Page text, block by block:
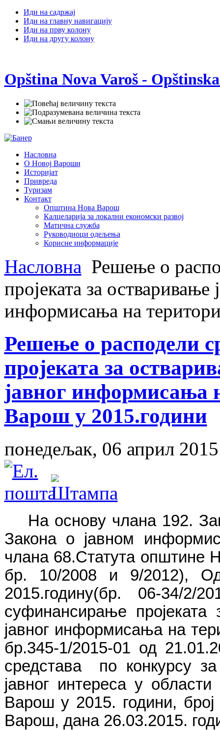
Иди на садржај
Иди на главну навигацију
Иди на прву колону
Иди на другу колону
Opština Nova Varoš -
Насловна
О Новој Вароши
Историјат
Привреда
Туризам
Контакт
Општина Нова Варош
Калцеларија за локални економски развој
Матична служба
Руководиоци одељења
Корисне информације
Насловна Решење о
пројеката за остваривање
информисања на
Решење о расподели
пројеката за
јавног информисања
Варош у 2015.години
понедељак, 06 април
На основу члана 192.
Закона о јавном
члана 68.Статута
бр. 10/2008 и 9/2012),
2015.годину(бр. 06-34/2/
суфинансирање
јавног информисања на
бр.345-1/2015-01 од
средстава по конкурсу
јавног интереса у
Варош у 2015. години,
Варош, дана 26.03.2015.